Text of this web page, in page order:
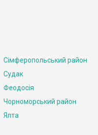
Сімферопольський район
Судак
Феодосія
Чорноморський район
Ялта